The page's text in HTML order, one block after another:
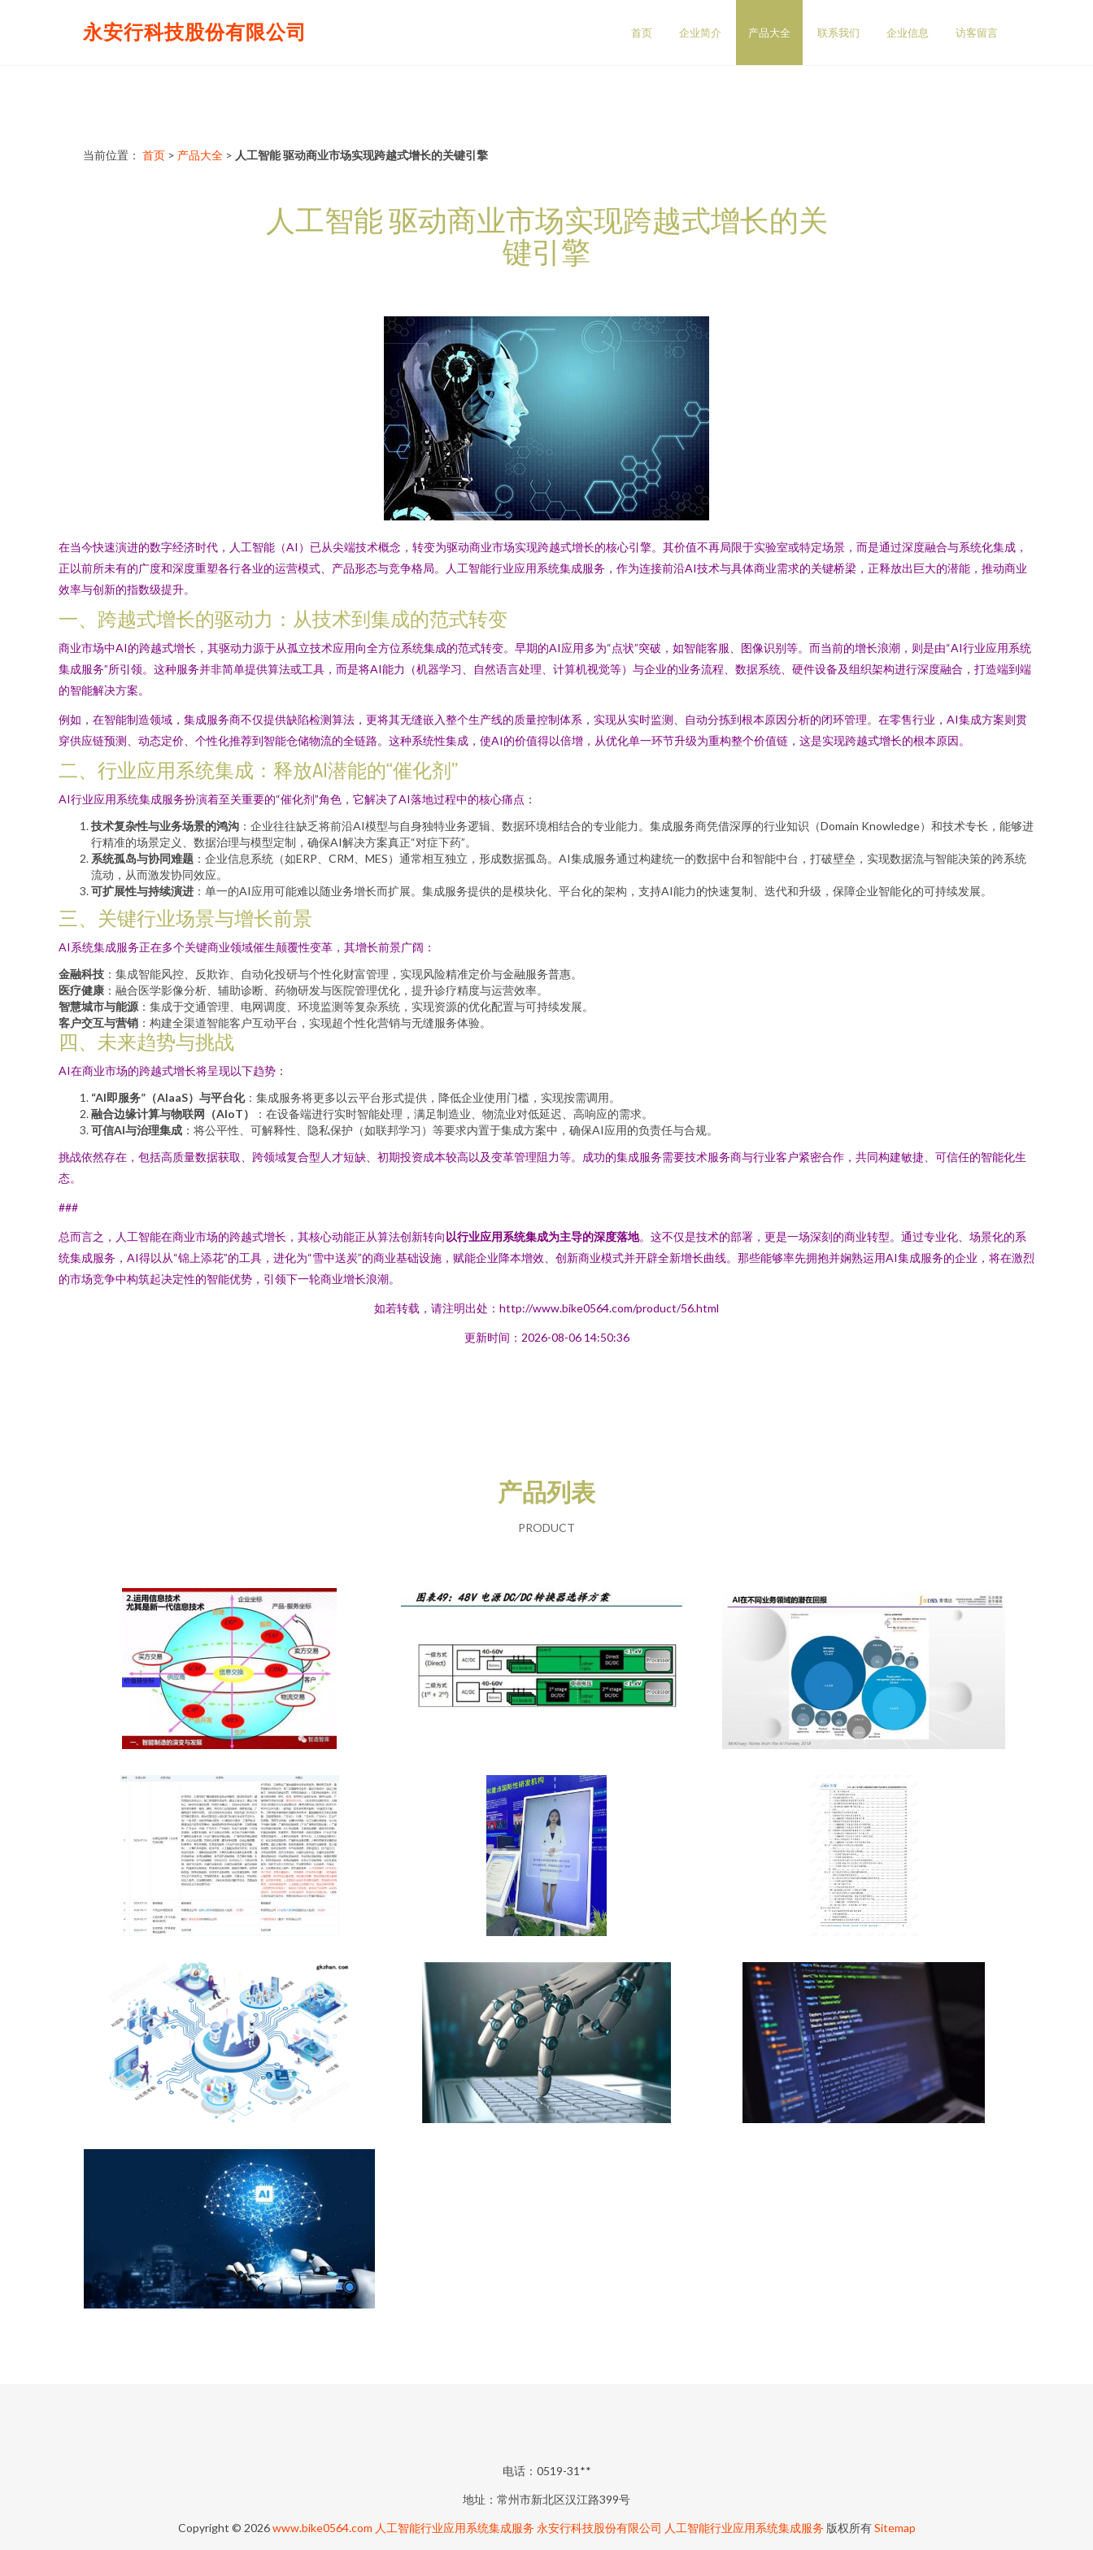
永安行科技股份有限公司 首页 企业简介 产品大全 联系我们 企业信息 访客留言
当前位置： 首页 > 产品大全 > 人工智能 驱动商业市场实现跨越式增长的关键引擎
人工智能 驱动商业市场实现跨越式增长的关
键引擎
在当今快速演进的数字经济时代，人工智能（AI）已从尖端技术概念，转变为驱动商业市场实现跨越式增长的核心引擎。其价值不再局限于实验室或特定场景，而是通过深度融合与系统化集成，
正以前所未有的广度和深度重塑各行各业的运营模式、产品形态与竞争格局。人工智能行业应用系统集成服务，作为连接前沿AI技术与具体商业需求的关键桥梁，正释放出巨大的潜能，推动商业
效率与创新的指数级提升。
一、跨越式增长的驱动力：从技术到集成的范式转变
商业市场中AI的跨越式增长，其驱动力源于从孤立技术应用向全方位系统集成的范式转变。早期的AI应用多为“点状”突破，如智能客服、图像识别等。而当前的增长浪潮，则是由“AI行业应用系统
集成服务”所引领。这种服务并非简单提供算法或工具，而是将AI能力（机器学习、自然语言处理、计算机视觉等）与企业的业务流程、数据系统、硬件设备及组织架构进行深度融合，打造端到端
的智能解决方案。
例如，在智能制造领域，集成服务商不仅提供缺陷检测算法，更将其无缝嵌入整个生产线的质量控制体系，实现从实时监测、自动分拣到根本原因分析的闭环管理。在零售行业，AI集成方案则贯
穿供应链预测、动态定价、个性化推荐到智能仓储物流的全链路。这种系统性集成，使AI的价值得以倍增，从优化单一环节升级为重构整个价值链，这是实现跨越式增长的根本原因。
二、行业应用系统集成：释放AI潜能的“催化剂”
AI行业应用系统集成服务扮演着至关重要的“催化剂”角色，它解决了AI落地过程中的核心痛点：
技术复杂性与业务场景的鸿沟 ：企业往往缺乏将前沿AI模型与自身独特业务逻辑、数据环境相结合的专业能力。集成服务商凭借深厚的行业知识（Domain Knowledge）和技术专长，能够进
行精准的场景定义、数据治理与模型定制，确保AI解决方案真正“对症下药”。
系统孤岛与协同难题 ：企业信息系统（如ERP、CRM、MES）通常相互独立，形成数据孤岛。AI集成服务通过构建统一的数据中台和智能中台，打破壁垒，实现数据流与智能决策的跨系统
流动，从而激发协同效应。
可扩展性与持续演进 ：单一的AI应用可能难以随业务增长而扩展。集成服务提供的是模块化、平台化的架构，支持AI能力的快速复制、迭代和升级，保障企业智能化的可持续发展。
三、关键行业场景与增长前景
AI系统集成服务正在多个关键商业领域催生颠覆性变革，其增长前景广阔：
金融科技 ：集成智能风控、反欺诈、自动化投研与个性化财富管理，实现风险精准定价与金融服务普惠。
医疗健康 ：融合医学影像分析、辅助诊断、药物研发与医院管理优化，提升诊疗精度与运营效率。
智慧城市与能源 ：集成于交通管理、电网调度、环境监测等复杂系统，实现资源的优化配置与可持续发展。
客户交互与营销 ：构建全渠道智能客户互动平台，实现超个性化营销与无缝服务体验。
四、未来趋势与挑战
AI在商业市场的跨越式增长将呈现以下趋势：
“AI即服务”（AIaaS）与平台化：集成服务将更多以云平台形式提供，降低企业使用门槛，实现按需调用。
融合边缘计算与物联网（AIoT）
：在设备端进行实时智能处理，满足制造业、物流业对低延迟、高响应的需求。
可信AI与治理集成 ：将公平性、可解释性、隐私保护（如联邦学习）等要求内置于集成方案中，确保AI应用的负责任与合规。
挑战依然存在，包括高质量数据获取、跨领域复合型人才短缺、初期投资成本较高以及变革管理阻力等。成功的集成服务需要技术服务商与行业客户紧密合作，共同构建敏捷、可信任的智能化生
态。
###
总而言之，人工智能在商业市场的跨越式增长，其核心动能正从算法创新转向以行业应用系统集成为主导的深度落地。这不仅是技术的部署，更是一场深刻的商业转型。通过专业化、场景化的系
统集成服务，AI得以从“锦上添花”的工具，进化为“雪中送炭”的商业基础设施，赋能企业降本增效、创新商业模式并开辟全新增长曲线。那些能够率先拥抱并娴熟运用AI集成服务的企业，将在激烈
的市场竞争中构筑起决定性的智能优势，引领下一轮商业增长浪潮。
如若转载，请注明出处：http://www.bike0564.com/product/56.html
更新时间：2026-08-06 14:50:36
产品列表
PRODUCT
电话：0519-31**
地址：常州市新北区汉江路399号
Copyright © 2026www.bike0564.com 人工智能行业应用系统集成服务 永安行科技股份有限公司 人工智能行业应用系统集成服务 版权所有Sitemap